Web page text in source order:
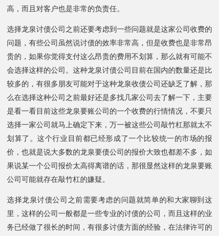
高，而且对客户也是非常的负责任。
选择龙泉讨债公司之前还要考虑到一些问题就是这家公司收费的
问题，有些公司虽然说讨债的效率非常高，但是收费也是非常昂
贵的，如果你觉得支付这么昂贵的费用不划算，那么就有可能不
会选择这样的公司。这种龙泉讨债公司目前在国内的数量还是比
较多的，有很多朋友可能对于这种龙泉收债公司还缺乏了解，那
么在选择这种公司之前最好还是多找几家公司去了解一下，主要
是看一看目前这些龙泉要账公司的一个收费的行情情况，不要只
选择一家公司就马上确定下来，万一被这些公司敲竹杠那就太不
划算了。这个行业目前都已经形成了一个比较统一的市场的报
价，也就是说大多数的龙泉要债公司的报价大致也都差不多，如
果说某一个公司报价太高得离谱的话，那很显然这样的龙泉要账
公司可能就存在敲竹杠的嫌疑。
选择龙泉讨债公司之前需要考虑的问题就简单的和大家聊到这
里，这样的公司一般都是一些专业的讨债的公司，而且这样的业
务已经做了很长的时间，有很多讨债方面的经验，在法律许可的